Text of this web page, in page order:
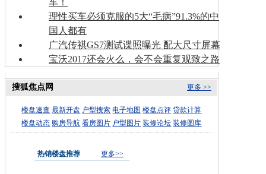
理性买车必须克服的5大“毛病”91.3%的中
国人都有
广汽传祺GS7测试谍照曝光 配大尺寸屏幕
宝沃2017还会火么，会不会重复观致之路
更多 >>
搜狐焦点网
楼盘速查 最新开盘 户型搜索 电子地图 楼盘点评 贷款计算
楼盘动态 购房导航 看房图片 户型图片 装修论坛 装修图库
热销楼盘推荐 更多>>